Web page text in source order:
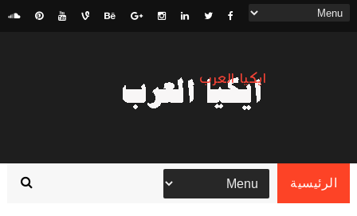
ايكيا العرب
الرئيسية